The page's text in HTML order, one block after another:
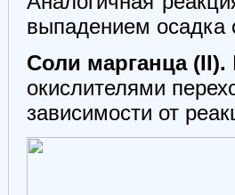
выпадением осадка
Соли марганца (II).
окислителями
зависимости от